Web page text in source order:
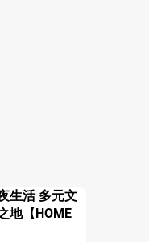
生活 多元文
地【HOME